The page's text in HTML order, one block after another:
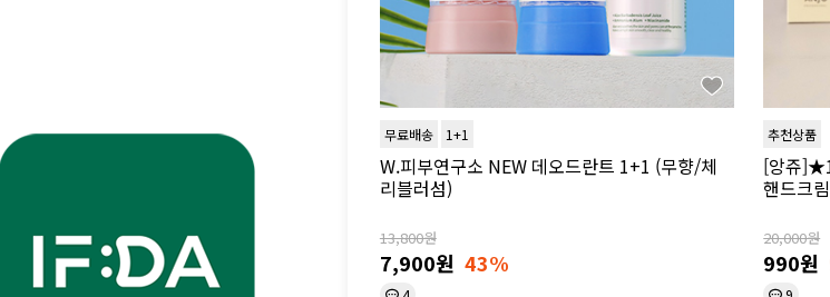
무료배송 1+1
W.피부연구소 NEW 데오드란트 1+1 (무향/체
리블러섬)
13,800원
7,900원 43%
추천상품
[앙쥬
핸드크
20,000원
990원